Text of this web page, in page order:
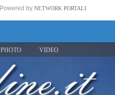
Powered by NETWORK PORTALI
PHOTO VIDEO